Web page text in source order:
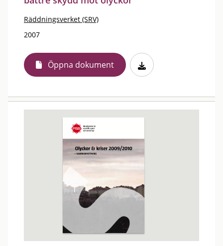
Räddningsverket (SRV)
2007
Öppna dokument